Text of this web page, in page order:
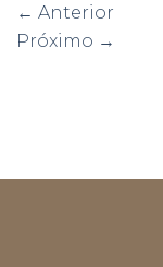
← Anterior
Próximo →